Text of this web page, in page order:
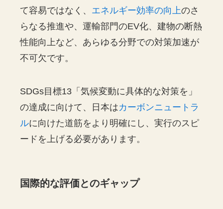
て容易ではなく、 エネルギー効率の向上のさ
らなる推進や、運輸部門のEV化、建物の断熱
性能向上など、あらゆる分野での対策加速が
不可欠です。
SDGs目標13「気候変動に具体的な対策を」
の達成に向けて、日本はカーボンニュートラ
ルに向けた道筋をより明確にし、実行のスピ
ードを上げる必要があります。
国際的な評価とのギャップ